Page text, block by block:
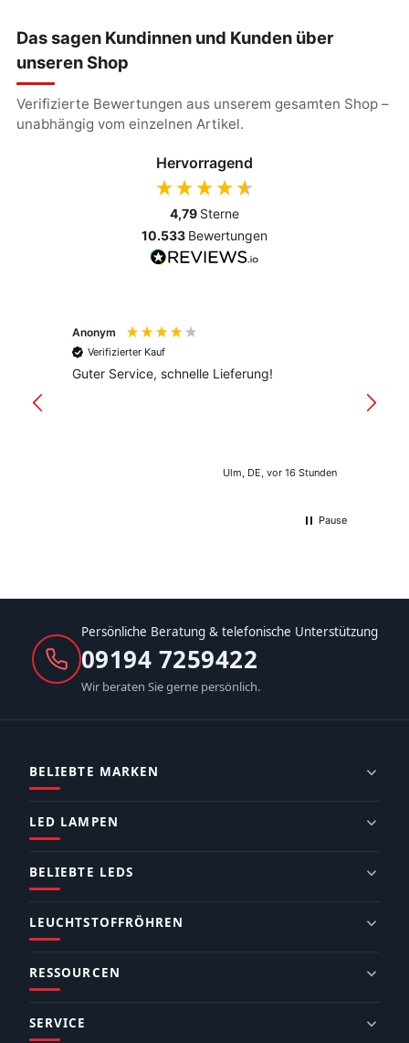
Das sagen Kundinnen und Kunden über
unseren Shop
Verifizierte Bewertungen aus unserem gesamten Shop –
unabhängig vom einzelnen Artikel.
Hervorragend
4,79 Sterne
10.533 Bewertungen
Anonym
Verifizierter Kauf
Guter Service, schnelle Lieferung!
Ulm, DE, vor 16 Stunden
Pause
Persönliche Beratung & telefonische Unterstützung
09194 7259422
Wir beraten Sie gerne persönlich.
BELIEBTE MARKEN
LED LAMPEN
BELIEBTE LEDS
LEUCHTSTOFFRÖHREN
RESSOURCEN
SERVICE